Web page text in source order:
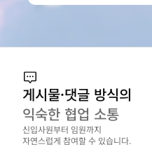
게시물·댓글 방식의
익숙한 협업 소통
신입사원부터 임원까지
자연스럽게 참여할 수 있습니다.